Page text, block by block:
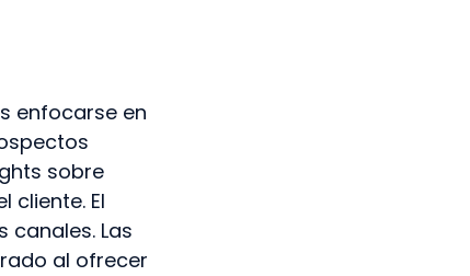
enfocarse en
sobre
cliente. El
Las
al ofrecer